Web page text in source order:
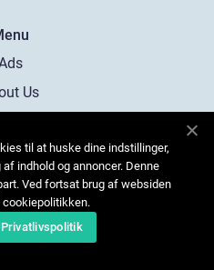
Us
til at huske dine indstillinger,
indhold og annoncer. Denne
Ved fortsat brug af websiden
cookiepolitikken.
Privatlivspolitik